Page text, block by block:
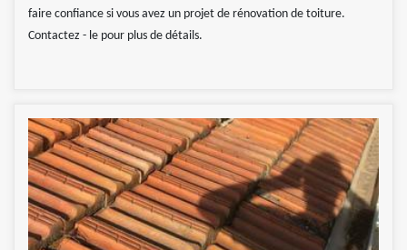
faire confiance si vous avez un projet de rénovation de toiture.
Contactez - le pour plus de détails.